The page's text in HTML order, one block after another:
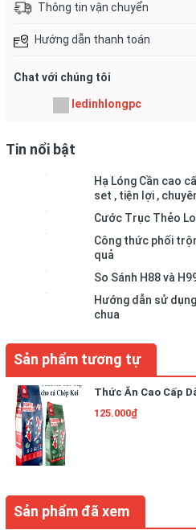
Thông tin vận chuyển
Hướng dẫn thanh toán
Chat với chúng tôi
ledinhlongpc
Tin nổi bật
Hạ Lóng Cần cao
set , tiện lợi ,
Cước Trục Thẻo
Công thức phối
quả
So Sánh H88 và
Hướng dẫn sử
chua
Sản phẩm tương tự
Thức Ăn Cao Cấp
125.000₫
Sản phẩm đã xem